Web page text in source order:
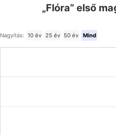
„Flóra” első
Nagyítás: 10 év 25 év 50 év Mind